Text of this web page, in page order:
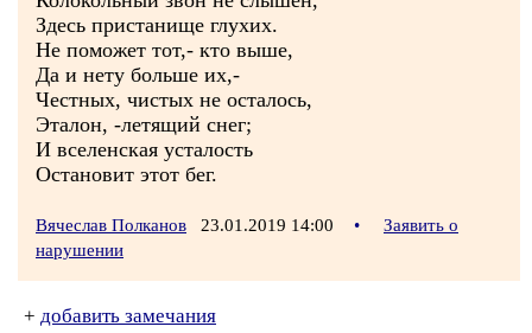
Здесь пристанище глухих.
Не поможет тот,- кто выше,
Да и нету больше их,-
Честных, чистых не осталось,
Эталон, -летящий снег;
И вселенская усталость
Остановит этот бег.
Вячеслав Полканов 23.01.2019 14:00 •
Заявить о
нарушении
+ добавить замечания